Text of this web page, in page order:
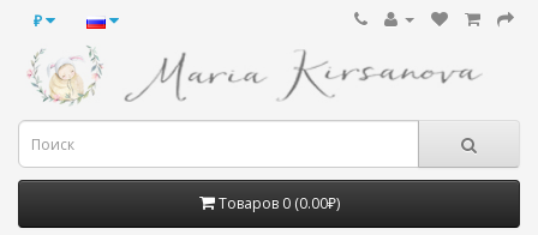
₽
Товаров 0 (0.00₽)